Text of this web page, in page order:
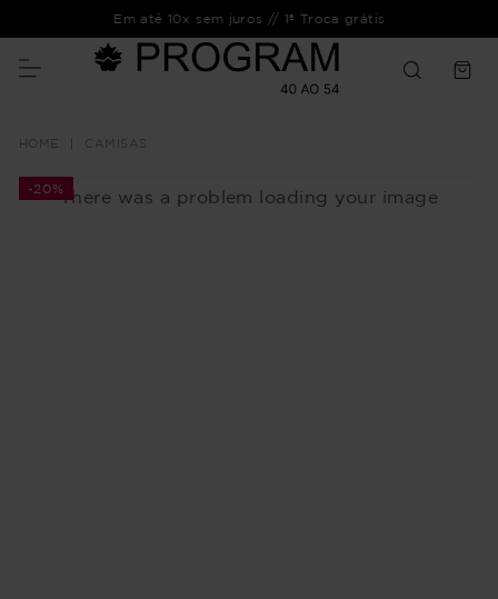
Em até 10x sem juros // 1ª Troca grátis
CAMISAS
There was a problem loading your image
-20%